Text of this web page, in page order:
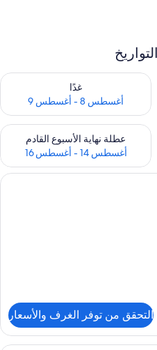
أغسطس 8
غدًا
أغسطس 8 - أغسطس 9
تحقق من مدى التوفر لغد للفترة أغسطس
للفترة أغسطس 7 - أغسطس 9
عطلة نهاية الأسبوع القادم
أغسطس 14 - أغسطس 16
تحقق من مدى التوفر لعطلة نهاية
أغطية فراش متميزة وأسرّة بطبقة
التحقق من توفر الغرف والأسعار